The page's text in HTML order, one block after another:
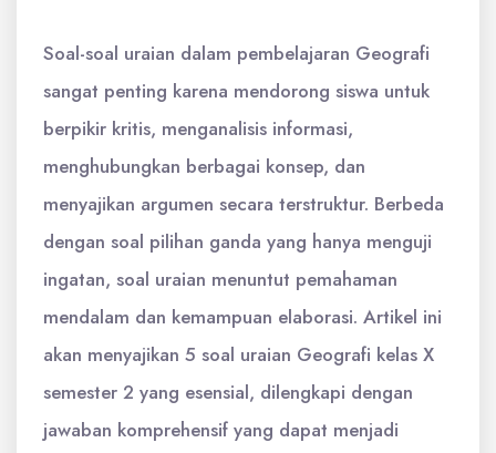
Soal-soal uraian dalam pembelajaran Geografi
sangat penting karena mendorong siswa untuk
berpikir kritis, menganalisis informasi,
menghubungkan berbagai konsep, dan
menyajikan argumen secara terstruktur. Berbeda
dengan soal pilihan ganda yang hanya menguji
ingatan, soal uraian menuntut pemahaman
mendalam dan kemampuan elaborasi. Artikel ini
akan menyajikan 5 soal uraian Geografi kelas X
semester 2 yang esensial, dilengkapi dengan
jawaban komprehensif yang dapat menjadi